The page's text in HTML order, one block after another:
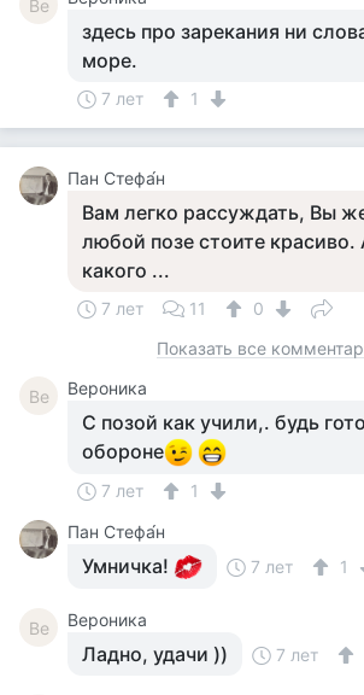
Ве
здесь про зарекания ни
море.
7 лет 1
Пан Стефа́н
Вам легко рассуждать, Вы
любой позе стоите
какого ...
7 лет 11
0
Показать все
Ве Вероника
С позой как учили,. будь
обороне
7 лет
1
Пан Стефа́н
Умничка! 7 лет 1
Ве Вероника
Ладно, удачи )) 7 лет